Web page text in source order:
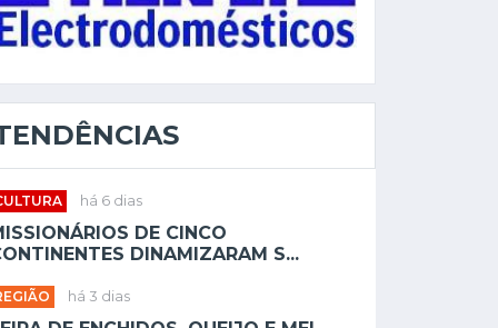
há 6 dias
DE CINCO
DINAMIZARAM S...
há 3 dias